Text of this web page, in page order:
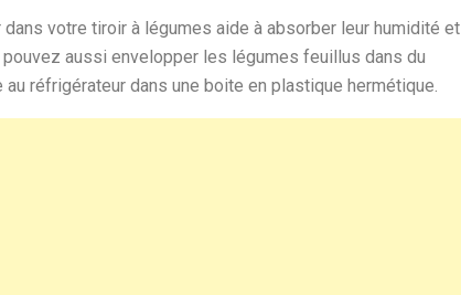
votre tiroir à légumes aide à absorber leur humidité et
aussi envelopper les légumes feuillus dans du
réfrigérateur dans une boite en plastique hermétique.